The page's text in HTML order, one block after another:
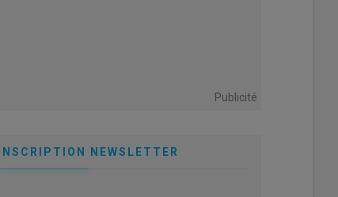
Publicité
INSCRIPTION NEWSLETTER